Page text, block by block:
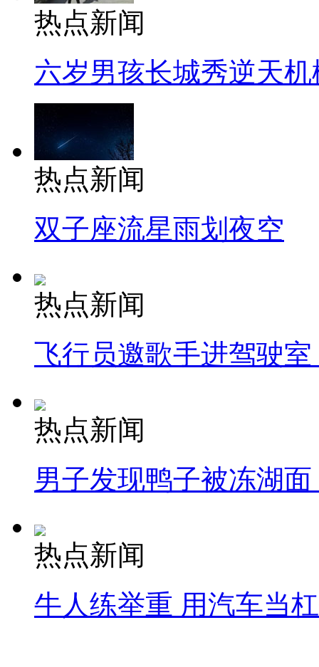
热点新闻
六岁男孩长城秀逆天机
热点新闻
双子座流星雨划夜空
热点新闻
飞行员邀歌手进驾驶
热点新闻
男子发现鸭子被冻湖
热点新闻
牛人练举重 用汽车当